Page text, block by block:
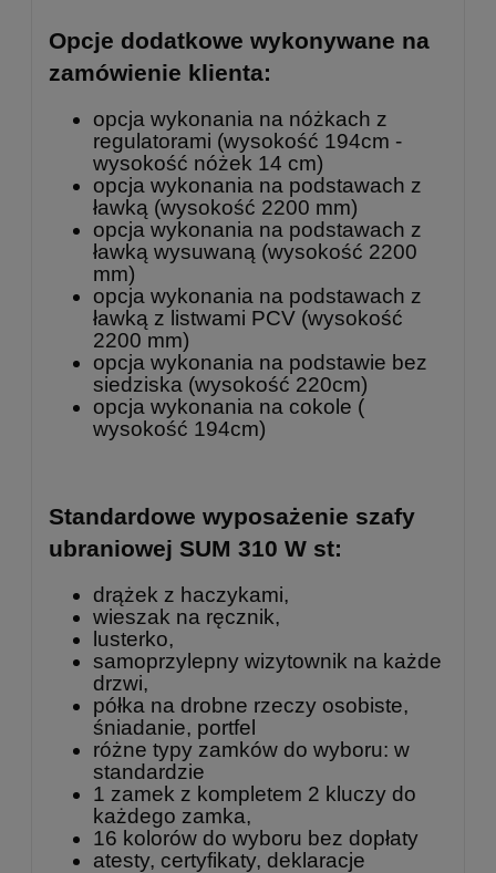
Opcje dodatkowe wykonywane na
zamówienie klienta:
opcja wykonania na nóżkach z
regulatorami (wysokość 194cm -
wysokość nóżek 14 cm)
opcja wykonania na podstawach z
ławką (wysokość 2200 mm)
opcja wykonania na podstawach z
ławką wysuwaną (wysokość 2200
mm)
opcja wykonania na podstawach z
ławką z listwami PCV (wysokość
2200 mm)
opcja wykonania na podstawie bez
siedziska (wysokość 220cm)
opcja wykonania na cokole (
wysokość 194cm)
Standardowe wyposażenie szafy
ubraniowej SUM 310 W st:
drążek z haczykami,
wieszak na ręcznik,
lusterko,
samoprzylepny wizytownik na każde
drzwi,
półka na drobne rzeczy osobiste,
śniadanie, portfel
różne typy zamków do wyboru: w
standardzie
1 zamek z kompletem 2 kluczy do
każdego zamka,
16 kolorów do wyboru bez dopłaty
atesty, certyfikaty, deklaracje